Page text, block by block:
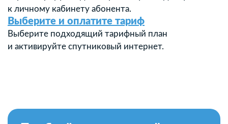
к личному кабинету абонента.
Выберите и оплатите тариф
Выберите подходящий тарифный план
и активируйте спутниковый интернет.